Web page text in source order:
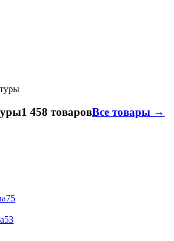
1 458 товаровВсе товары →
75
53